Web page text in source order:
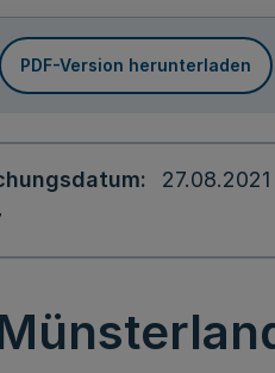
PDF-Version herunterladen
27.08.2021